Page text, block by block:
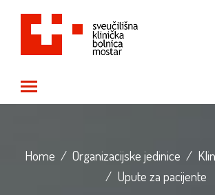
Home / Organizacijske jedinice /
/ Upute za pacijente